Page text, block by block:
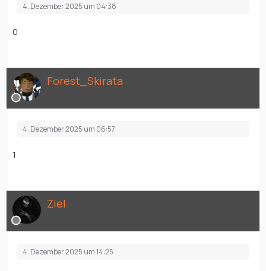
4. Dezember 2025 um 04:38
0
Forest_Skirata
4. Dezember 2025 um 06:57
1
Ziel
4. Dezember 2025 um 14:25